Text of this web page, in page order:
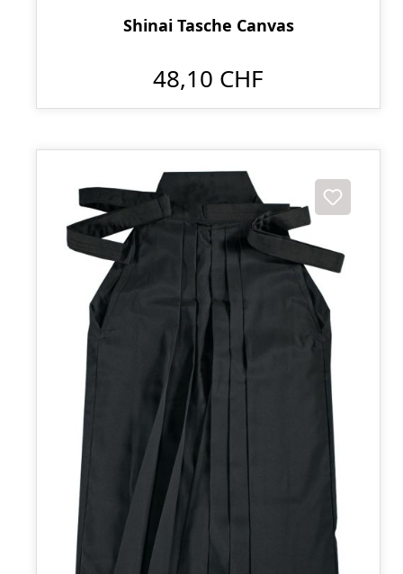
Shinai Tasche Canvas
48,10 CHF